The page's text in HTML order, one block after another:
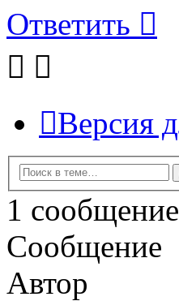
Ответить
Версия
1
Сообщение
Автор